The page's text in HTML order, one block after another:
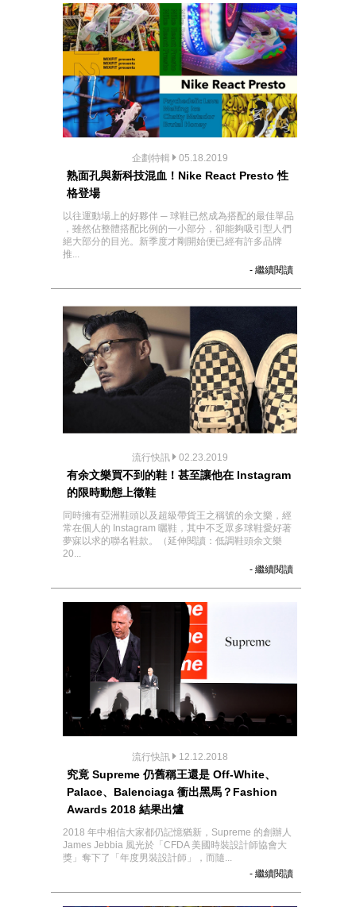
企劃特輯 05.18.2019
熟面孔與新科技混血！Nike React Presto 性
格登場
以往運動場上的好夥伴 ─ 球鞋已然成為搭配的最佳單品
，雖然佔整體搭配比例的一小部分，卻能夠吸引型人們
絕大部分的目光。新季度才剛開始便已經有許多品牌
推...
- 繼續閱讀
流行快訊 02.23.2019
有余文樂買不到的鞋！甚至讓他在 Instagram
的限時動態上徵鞋
同時擁有亞洲鞋頭以及超級帶貨王之稱號的余文樂，經
常在個人的 Instagram 曬鞋，其中不乏眾多球鞋愛好著
夢寐以求的聯名鞋款。（延伸閱讀：低調鞋頭余文樂
20...
- 繼續閱讀
流行快訊 12.12.2018
究竟 Supreme 仍舊稱王還是 Off-White、
Palace、Balenciaga 衝出黑馬？Fashion
Awards 2018 結果出爐
2018 年中相信大家都仍記憶猶新，Supreme 的創辦人
James Jebbia 風光於「CFDA 美國時裝設計師協會大
獎」奪下了「年度男裝設計師」，而隨...
- 繼續閱讀